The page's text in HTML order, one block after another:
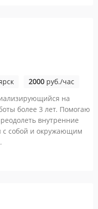
2000 руб./час
на
более 3 лет. Помогаю
внутренние
с собой и окружающим